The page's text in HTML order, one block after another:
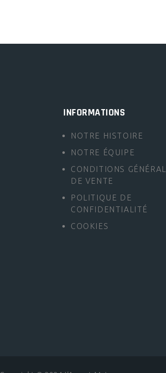
INFORMATIONS
NOTRE HISTOIRE
NOTRE ÉQUIPE
CONDITIONS
DE VENTE
POLITIQUE DE
CONFIDENTIALITÉ
COOKIES